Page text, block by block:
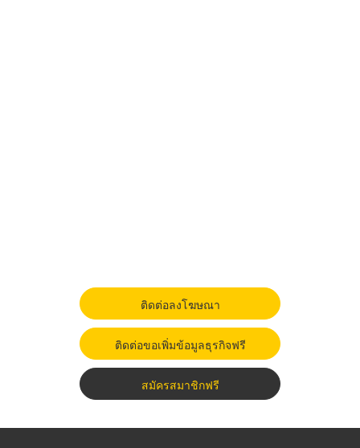
ติดต่อลงโฆษณา
ติดต่อขอเพิ่มข้อมูลธุรกิจฟรี
สมัครสมาชิกฟรี